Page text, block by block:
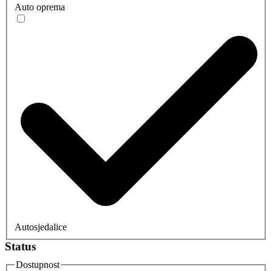
Auto oprema
Autosjedalice
Status
Dostupnost